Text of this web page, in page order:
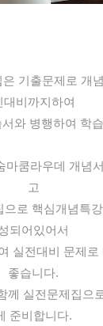
기출문제로 개
대비까지하여
와 병행하여 학
마쿰라우데 개념
고
으로 핵심개념특
되어있어서
실전대비 문제로
좋습니다.
께 실전문제집으
준비합니다.